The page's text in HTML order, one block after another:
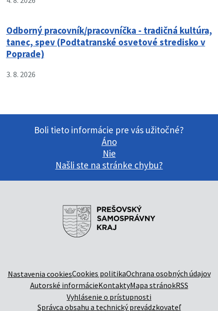
Odborný pracovník/pracovníčka - tradičná kultúra,
tanec, spev (Podtatranské osvetové stredisko v
Poprade)
3. 8. 2026
Boli tieto informácie pre vás užitočné?
Áno
Nie
Našli ste na stránke chybu?
Nastavenia cookiesCookies politikaOchrana osobných údajov
Autorské informácieKontaktyMapa stránokRSS
Vyhlásenie o prístupnosti
Správca obsahu a technický prevádzkovateľ